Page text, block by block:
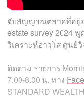
จับสัญญาณตลาดที่อยู่อ
estate survey 2024
วิเคราะห์อาวุโส ศูนย์
ติดตาม รายการ
7.00-8.00 น. ทาง
STANDARD WEALTH